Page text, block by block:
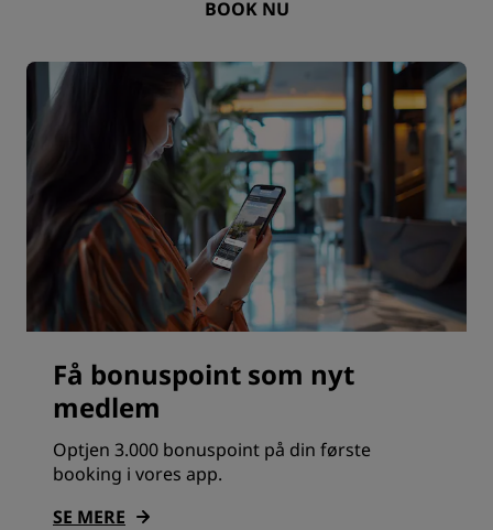
BOOK NU
Få bonuspoint som nyt
medlem
Optjen 3.000 bonuspoint på din første
booking i vores app.
SE MERE